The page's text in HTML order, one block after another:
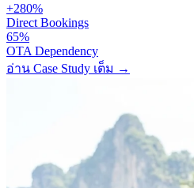
+280%
Direct Bookings
65%
OTA Dependency
อ่าน Case Study เต็ม →